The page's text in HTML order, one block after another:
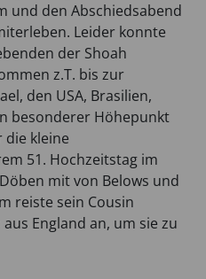
und den Abschiedsabend
Leider konnte
der Shoah
z.T. bis zur
den USA, Brasilien,
besonderer Höhepunkt
die kleine
51. Hochzeitstag im
mit von Belows und
reiste sein Cousin
England an, um sie zu